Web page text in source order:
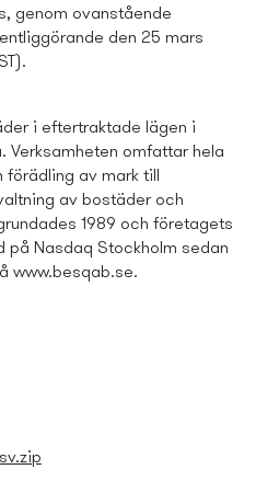
genom ovanstående
den 25 mars
i eftertraktade lägen i
Verksamheten omfattar hela
av mark till
av bostäder och
1989 och företagets
på Nasdaq Stockholm sedan
www.besqab.se.